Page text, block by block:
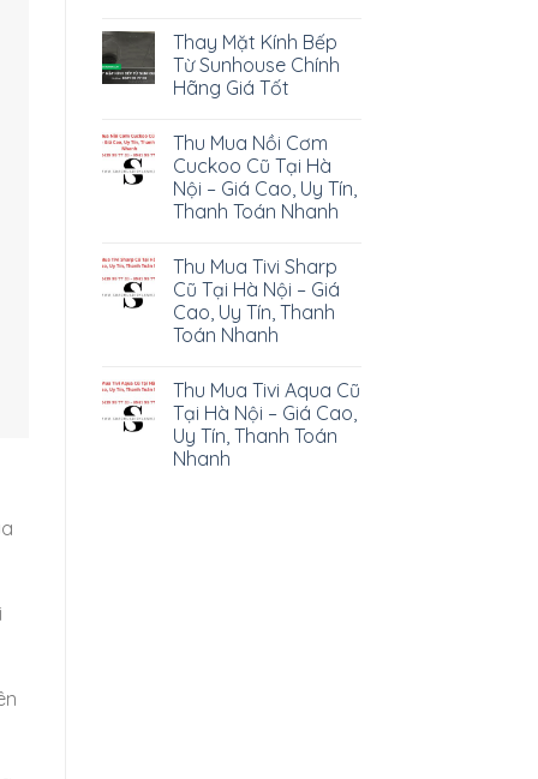
Thay Mặt Kính Bếp
Từ Sunhouse Chính
Hãng Giá Tốt
Thu Mua Nồi Cơm
Cuckoo Cũ Tại Hà
Nội – Giá Cao, Uy Tín,
Thanh Toán Nhanh
Thu Mua Tivi Sharp
Cũ Tại Hà Nội – Giá
Cao, Uy Tín, Thanh
Toán Nhanh
Thu Mua Tivi Aqua Cũ
Tại Hà Nội – Giá Cao,
Uy Tín, Thanh Toán
Nhanh